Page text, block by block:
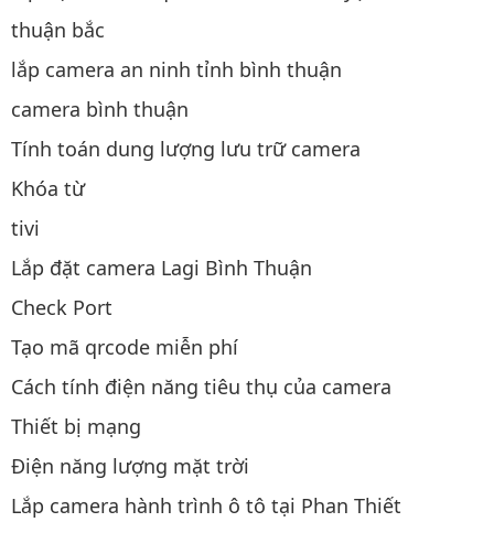
thuận bắc
lắp camera an ninh tỉnh bình thuận
camera bình thuận
Tính toán dung lượng lưu trữ camera
Khóa từ
tivi
Lắp đặt camera Lagi Bình Thuận
Check Port
Tạo mã qrcode miễn phí
Cách tính điện năng tiêu thụ của camera
Thiết bị mạng
Điện năng lượng mặt trời
Lắp camera hành trình ô tô tại Phan Thiết